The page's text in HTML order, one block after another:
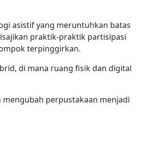
asistif yang meruntuhkan batas
praktik-praktik partisipasi
terpinggirkan.
di mana ruang fisik dan digital
perpustakaan menjadi